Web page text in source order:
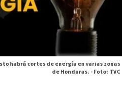
habrá cortes de energía en varias zonas
de Honduras. -Foto: TVC